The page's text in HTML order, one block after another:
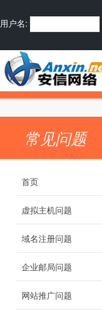
用户名:
常见问题
首页
虚拟主机问题
域名注册问题
企业邮局问题
网站推广问题